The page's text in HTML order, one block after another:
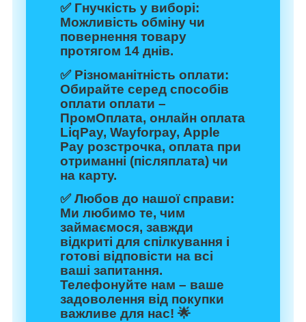
✅ Гнучкість у виборі:
Можливість обміну чи
повернення товару
протягом 14 днів.
✅ Різноманітність оплати:
Обирайте серед способів
оплати оплати –
ПромОплата, онлайн оплата
LiqPay, Wayforpay, Apple
Pay розстрочка, оплата при
отриманні (післяплата) чи
на карту.
✅Любов до нашої справи:
Ми любимо те, чим
займаємося, завжди
відкриті для спілкування і
готові відповісти на всі
ваші запитання.
Телефонуйте нам – ваше
задоволення від покупки
важливе для нас! 🌟